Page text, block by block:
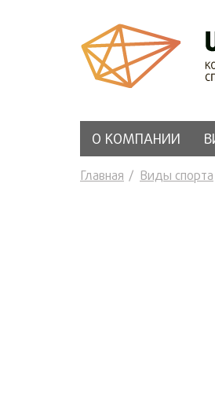
О КОМПАНИИ
Главная Виды спорта